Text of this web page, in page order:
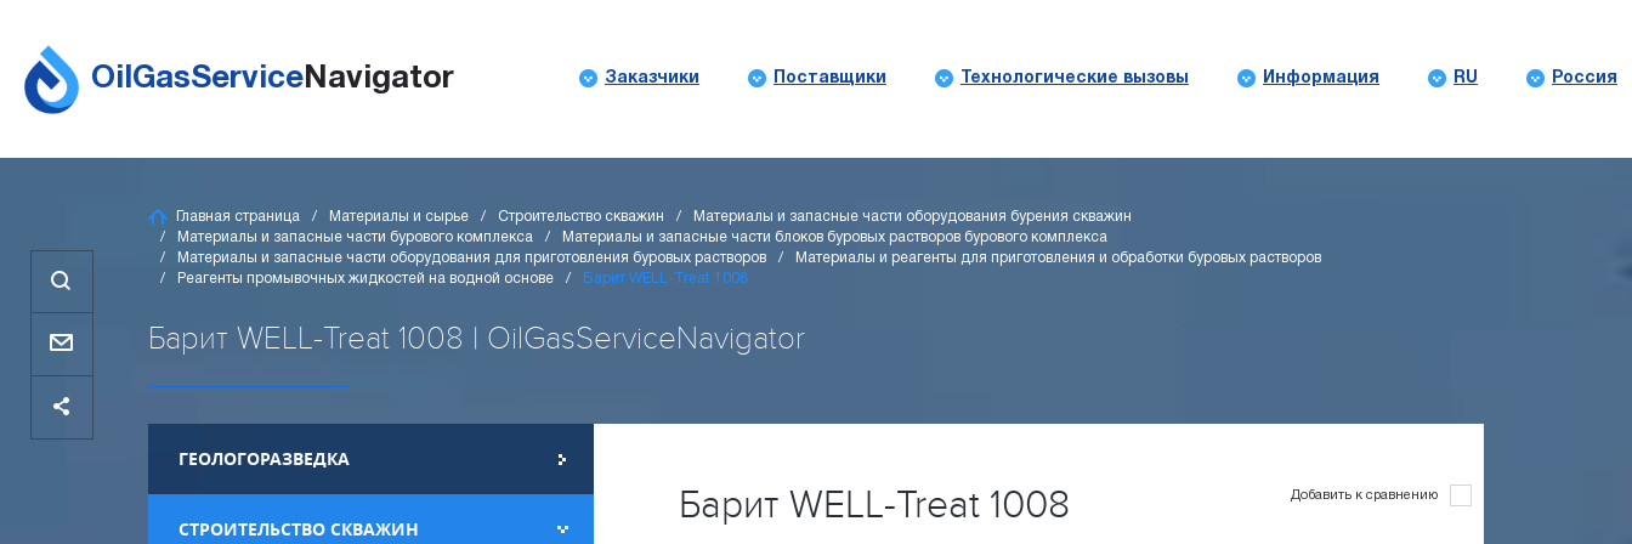
OilGasService Navigator Заказчики Поставщики Технологические вызовы Информация RU Россия
Главная страница Материалы и сырье Строительство скважин
Материалы и запасные части оборудования бурения скважин
Материалы и запасные части бурового комплекса
Материалы и запасные части блоков буровых растворов бурового комплекса
Материалы и запасные части оборудования для приготовления буровых растворов
Материалы и реагенты для приготовления и обработки буровых растворов
Реагенты промывочных жидкостей на водной основе
Барит WELL-Treat 1008
Барит WELL-Treat 1008 | OilGasServiceNavigator
ГЕОЛОГОРАЗВЕДКА
СТРОИТЕЛЬСТВО СКВАЖИН
Добавить к сравнению
Барит WELL-Treat 1008